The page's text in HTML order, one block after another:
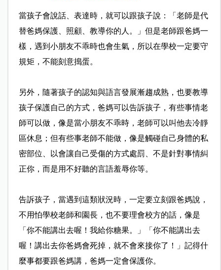
當孩子會說話、表達時，就可以跟孩子說：「老師是代
替爸媽保護、照顧、教導你的人。」但是老師跟爸媽一
樣，遇到小朋友不乖時也會生氣，所以在學校一定要守
規矩，不能刻意搗蛋。
另外，隨著孩子的認知與語言發展漸趨成熟，也要教導
孩子保護自己的方式，爸媽可以告訴孩子，有些事情老
師可以做，像是當小朋友不乖時，老師可以叫他去冷靜
區休息；但有些事老師不能做，像是觸碰自己身體的私
密部位、以會讓自己受傷的方式處罰、不是針對事情糾
正你，而是用不好聽的言語羞辱你等。
告訴孩子，當遇到這類狀況時，一定要立刻跟爸媽說，
不用怕學校老師和園長，也不要理會校方的話，像是
「你不能講出去喔！我給你糖果。」「你不能講出去
喔！講出去你爸媽會死掉，就不會來接你了！」記得什
麼事都要跟爸媽講，爸媽一定會保護你。